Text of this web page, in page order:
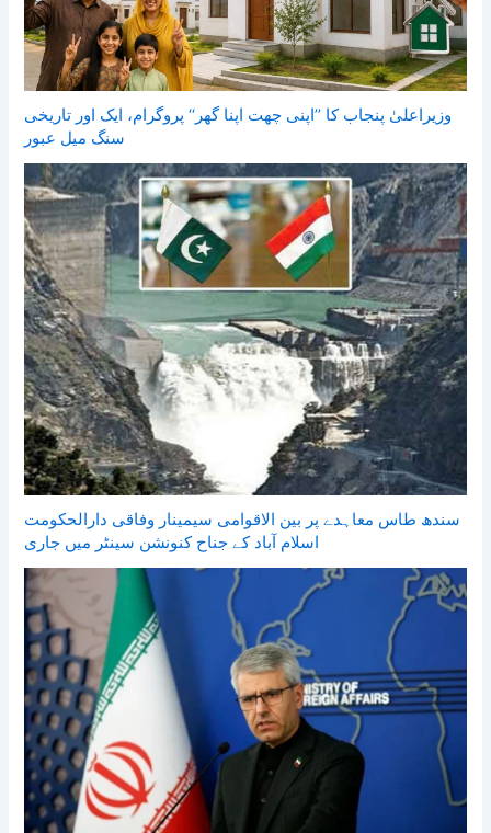
وزیراعلیٰ پنجاب کا ’’اپنی چھت اپنا گھر‘‘ پروگرام، ایک اور تاریخی
سنگ میل عبور
سندھ طاس معاہدے پر بین الاقوامی سیمینار وفاقی دارالحکومت
اسلام آباد کے جناح کنونشن سینٹر میں جاری